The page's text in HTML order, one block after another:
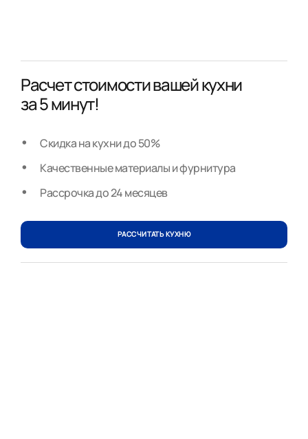
Расчет стоимости вашей кухни
за 5 минут!
Скидка на кухни до 50%
Качественные материалы и фурнитура
Рассрочка до 24 месяцев
РАССЧИТАТЬ КУХНЮ